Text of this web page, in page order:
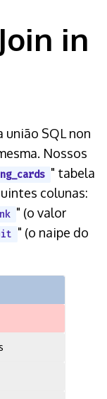
in
união SQL non
Nossos
" tabela
colunas:
" (o valor
" (o naipe do